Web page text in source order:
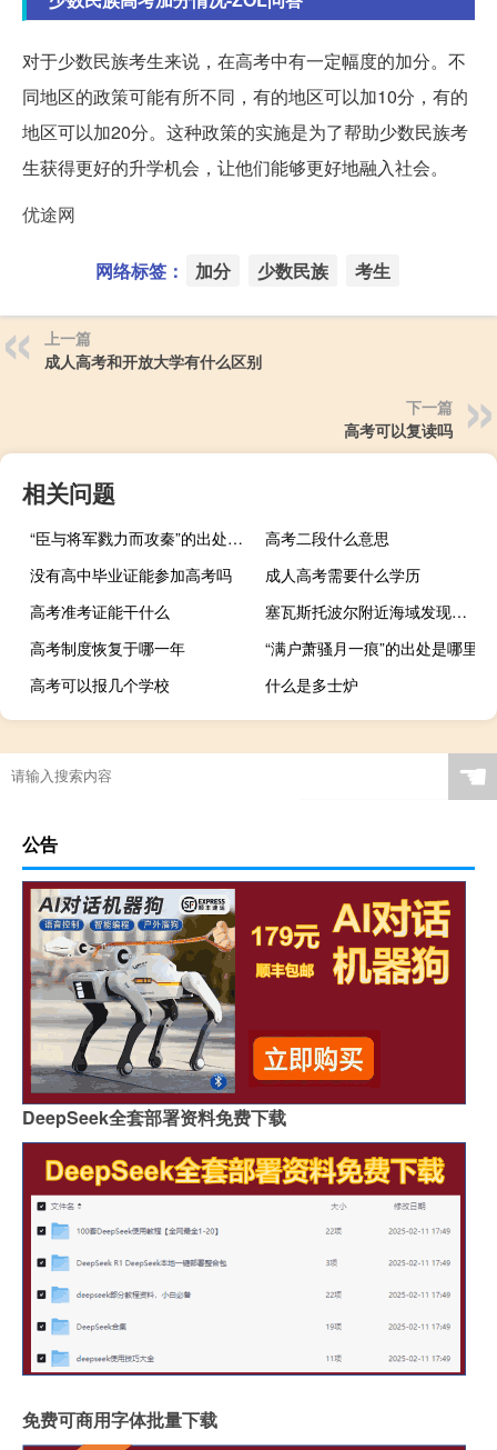
对于少数民族考生来说，在高考中有一定幅度的加分。不
同地区的政策可能有所不同，有的地区可以加10分，有的
地区可以加20分。这种政策的实施是为了帮助少数民族考
生获得更好的升学机会，让他们能够更好地融入社会。
优途网
网络标签： 加分 少数民族 考生
上一篇
成人高考和开放大学有什么区别
下一篇
高考可以复读吗
相关问题
“臣与将军戮力而攻秦”的出处是哪里
高考二段什么意思
没有高中毕业证能参加高考吗
成人高考需要什么学历
高考准考证能干什么
塞瓦斯托波尔附近海域发现水雷
高考制度恢复于哪一年
“满户萧骚月一痕”的出处是哪里
高考可以报几个学校
什么是多士炉
☚
公告
DeepSeek全套部署资料免费下载
免费可商用字体批量下载